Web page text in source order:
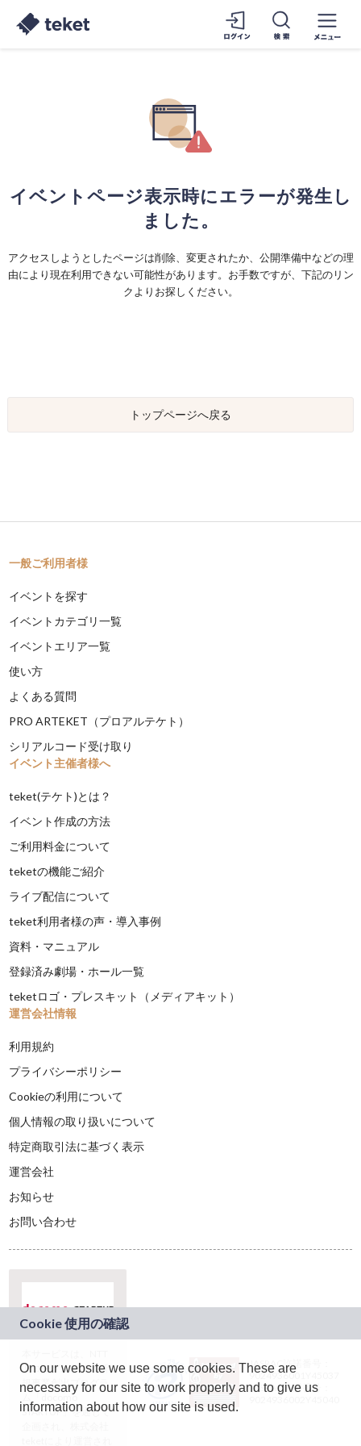
イベントページ表示時にエラーが発生し
ました。
アクセスしようとしたページは削除、変更されたか、公開準備中などの理
由により現在利用できない可能性があります。お手数ですが、下記のリン
クよりお探しください。
トップページへ戻る
一般ご利用者様
イベントを探す
イベントカテゴリ一覧
イベントエリア一覧
使い方
よくある質問
PRO ARTEKET（プロアルテケト）
シリアルコード受け取り
イベント主催者様へ
teket(テケト)とは？
イベント作成の方法
ご利用料金について
teketの機能ご紹介
ライブ配信について
teket利用者様の声・導入事例
資料・マニュアル
登録済み劇場・ホール一覧
teketロゴ・プレスキット（メディアキット）
運営会社情報
利用規約
プライバシーポリシー
Cookieの利用について
個人情報の取り扱いについて
特定商取引法に基づく表示
運営会社
お知らせ
お問い合わせ
ドコモグループの新
規事業創出プログラ
ム「docomo
STARTUP」を通じて
JASRAC許諾番号：
9024936001Y45037
JASRAC許諾番号：
On our website we use some cookies. These are
necessary for our site to work properly and to give us
information about how our site is used.